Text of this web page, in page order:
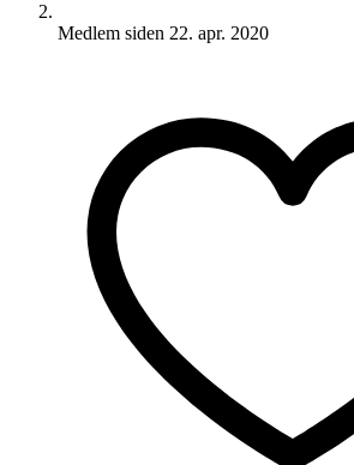
Medlem siden 22. apr. 2020